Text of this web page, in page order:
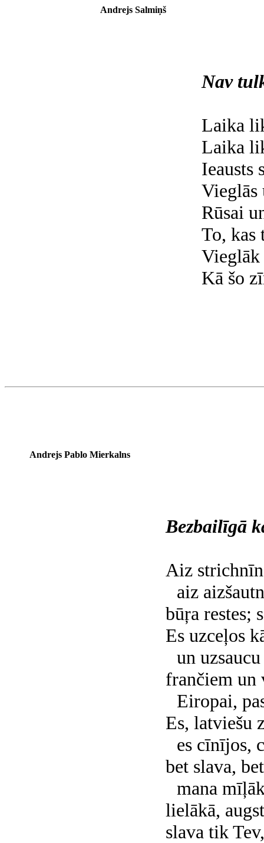
Andrejs Salmiņš
Nav
Laika
Laika
Ieausts
Vieglās
Rūsai
To, kas
Vieglāk
Kā šo
Andrejs Pablo Mierkalns
Bezbailīgā
Aiz
aiz
būŗa restes;
Es uzceļos
un
frančiem un
Eiropai,
Es, latviešu
es cīnījos,
bet slava,
mana
lielākā,
slava tik